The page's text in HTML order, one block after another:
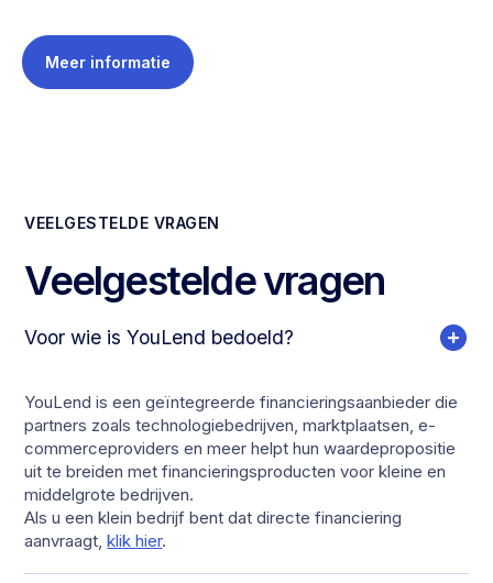
Meer informatie
VEELGESTELDE VRAGEN
Veelgestelde vragen
Voor wie is YouLend bedoeld?
YouLend is een geïntegreerde financieringsaanbieder die
partners zoals technologiebedrijven, marktplaatsen, e-
commerceproviders en meer helpt hun waardepropositie
uit te breiden met financieringsproducten voor kleine en
middelgrote bedrijven.
Als u een klein bedrijf bent dat directe financiering
aanvraagt,klik hier.